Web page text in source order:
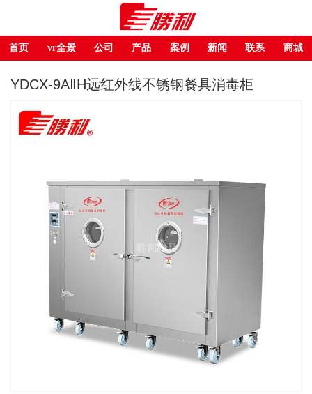
首页 vr全景 公司 产品 案例 新闻 联系 商城
YDCX-9AⅡH远红外线不锈钢餐具消毒柜